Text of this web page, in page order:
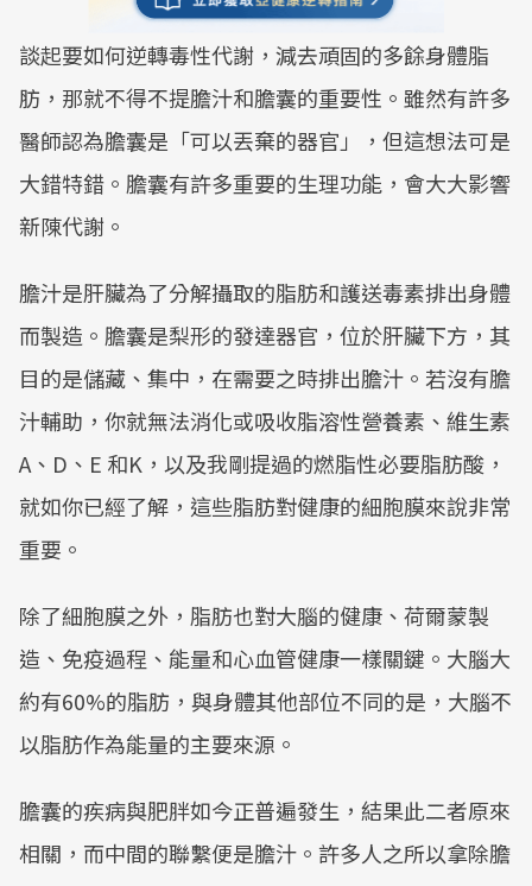
談起要如何逆轉毒性代謝，減去頑固的多餘身體脂
肪，那就不得不提膽汁和膽囊的重要性。雖然有許多
醫師認為膽囊是「可以丟棄的器官」，但這想法可是
大錯特錯。膽囊有許多重要的生理功能，會大大影響
新陳代謝。
膽汁是肝臟為了分解攝取的脂肪和護送毒素排出身體
而製造。膽囊是梨形的發達器官，位於肝臟下方，其
目的是儲藏、集中，在需要之時排出膽汁。若沒有膽
汁輔助，你就無法消化或吸收脂溶性營養素、維生素
A、D、E 和K，以及我剛提過的燃脂性必要脂肪酸，
就如你已經了解，這些脂肪對健康的細胞膜來說非常
重要。
除了細胞膜之外，脂肪也對大腦的健康、荷爾蒙製
造、免疫過程、能量和心血管健康一樣關鍵。大腦大
約有60%的脂肪，與身體其他部位不同的是，大腦不
以脂肪作為能量的主要來源。
膽囊的疾病與肥胖如今正普遍發生，結果此二者原來
相關，而中間的聯繫便是膽汁。許多人之所以拿除膽